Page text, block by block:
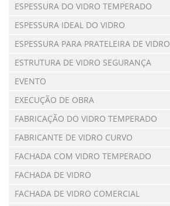
ESPESSURA DO VIDRO TEMPERADO
ESPESSURA IDEAL DO VIDRO
ESPESSURA PARA PRATELEIRA DE VIDRO
ESTRUTURA DE VIDRO SEGURANÇA
EVENTO
EXECUÇÃO DE OBRA
FABRICAÇÃO DO VIDRO TEMPERADO
FABRICANTE DE VIDRO CURVO
FACHADA COM VIDRO TEMPERADO
FACHADA DE VIDRO
FACHADA DE VIDRO COMERCIAL